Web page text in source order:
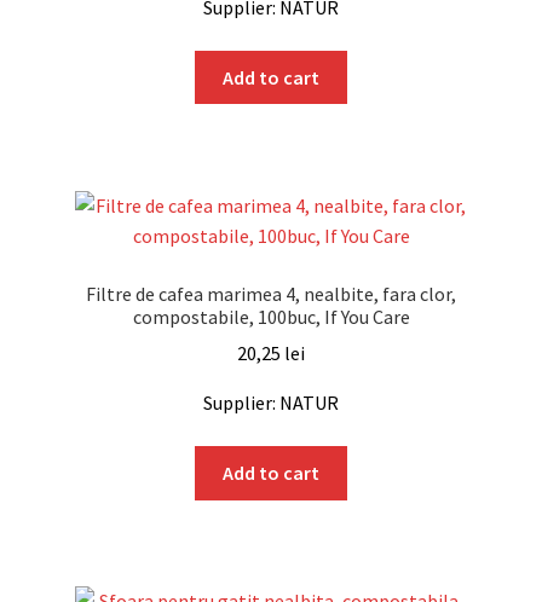
Supplier: NATUR
Add to cart
Filtre de cafea marimea 4, nealbite, fara clor,
compostabile, 100buc, If You Care
20,25 lei
Supplier: NATUR
Add to cart